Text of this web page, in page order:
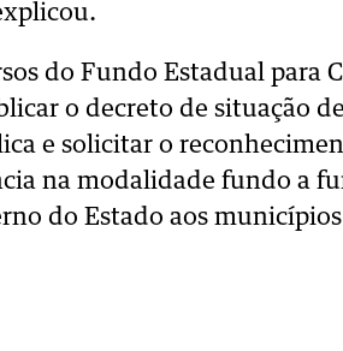
do Fundo Estadual para
o decreto de situação
e solicitar o
na modalidade fundo a
do Estado aos municípios